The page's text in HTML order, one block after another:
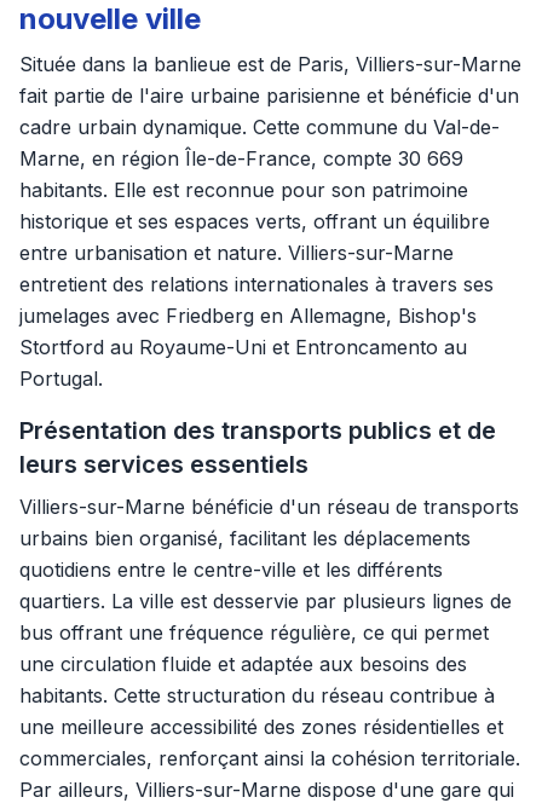
nouvelle ville
Située dans la banlieue est de Paris, Villiers-sur-Marne
fait partie de l'aire urbaine parisienne et bénéficie d'un
cadre urbain dynamique. Cette commune du Val-de-
Marne, en région Île-de-France, compte 30 669
habitants. Elle est reconnue pour son patrimoine
historique et ses espaces verts, offrant un équilibre
entre urbanisation et nature. Villiers-sur-Marne
entretient des relations internationales à travers ses
jumelages avec Friedberg en Allemagne, Bishop's
Stortford au Royaume-Uni et Entroncamento au
Portugal.
Présentation des transports publics et de
leurs services essentiels
Villiers-sur-Marne bénéficie d'un réseau de transports
urbains bien organisé, facilitant les déplacements
quotidiens entre le centre-ville et les différents
quartiers. La ville est desservie par plusieurs lignes de
bus offrant une fréquence régulière, ce qui permet
une circulation fluide et adaptée aux besoins des
habitants. Cette structuration du réseau contribue à
une meilleure accessibilité des zones résidentielles et
commerciales, renforçant ainsi la cohésion territoriale.
Par ailleurs, Villiers-sur-Marne dispose d'une gare qui